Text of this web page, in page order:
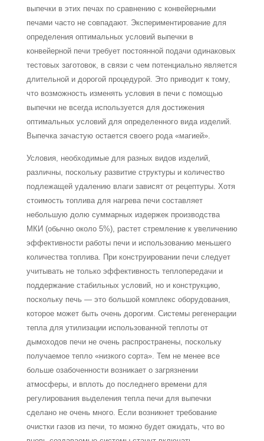
выпечки в этих печах по сравнению с конвейерными
печами часто не совпадают. Экспериментирование для
определения оптимальных условий выпечки в
конвейерной печи требует постоянной подачи оди­наковых
тестовых заготовок, в связи с чем потенциально является
длительной и доро­гой процедурой. Это приводит к тому,
что возможность изменять условия в печи с помощью
выпечки не всегда используется для достижения
оптимальных условий для определенного вида изделий.
Выпечка зачастую остается своего рода «магией».
Условия, необходимые для разных видов изделий,
различны, поскольку развитие структуры и количество
подлежащей удалению влаги зависят от рецептуры. Хотя
сто­имость топлива для нагрева печи составляет
небольшую долю суммарных издержек производства
МКИ (обычно около 5%), растет стремление к увеличению
эффектив­ности работы печи и использованию меньшего
количества топлива. При конструиро­вании печи следует
учитывать не только эффективность теплопередачи и
поддержа­ние стабильных условий, но и конструкцию,
поскольку печь — это большой комплекс оборудования,
которое может быть очень дорогим. Системы регенерации
тепла для утилизации использованной теплоты от
дымоходов печи не очень распространены, поскольку
получаемое тепло «низкого сорта». Тем не менее все
больше озабоченности возникает о загрязнении
атмосферы, и вплоть до последнего времени для
регулирова­ния выделения тепла печи для выпечки
сделано не очень много. Если возникнет требо­вание
очистки газов из печи, то можно будет ожидать, что во